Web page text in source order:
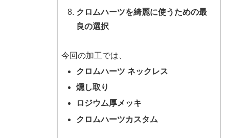
クロムハーツを綺麗に使うための最
良の選択
今回の加工では、
クロムハーツ ネックレス
燻し取り
ロジウム厚メッキ
クロムハーツカスタム